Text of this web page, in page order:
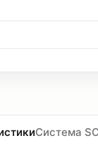
Система